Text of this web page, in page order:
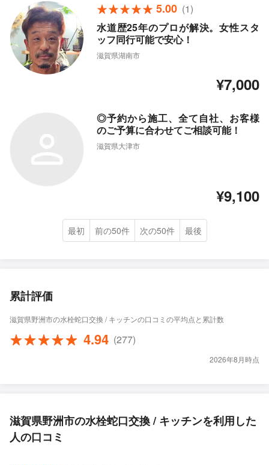
5.00 (1)
水道歴25年のプロが解決。女性スタ
ッフ同行可能で安心！
滋賀県湖南市
¥7,000
◎予約から施工、全て自社、お客様
のご予算に合わせてご相談可能！
滋賀県大津市
¥9,100
最初 前の50件 次の50件 最後
累計評価
滋賀県野洲市の水栓蛇口交換 / キッチンの口コミの平均点と累計数
4.94 (277)
2026年8月時点
滋賀県野洲市の水栓蛇口交換 / キッチンを利用した
人の口コミ